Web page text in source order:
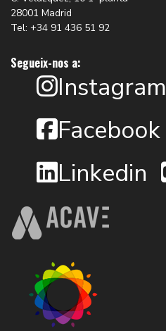
28001 Madrid
Tel: +34 91 436 51 92
Segueix-nos a:
Instagram
Facebook
Linkedin